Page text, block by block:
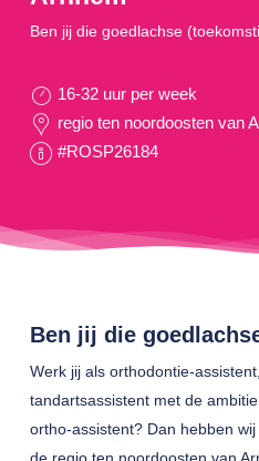
Ben jij die goedlachse
16-32 uur per week
regio ten noordoosten van
#ROSP26184
Ben jij die
Werk jij als orthodontie-
tandartsassistent met de
ortho-assistent? Dan hebben